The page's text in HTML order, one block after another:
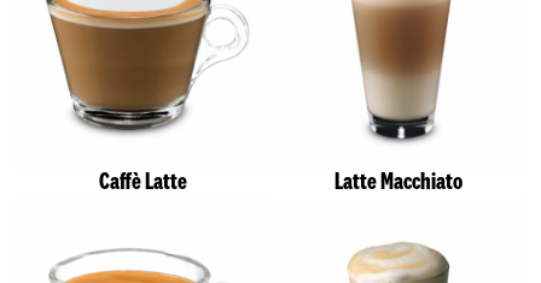
Caffè Latte Latte Macchiato